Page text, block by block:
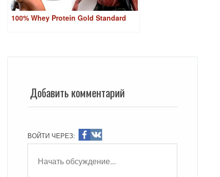
100% Whey Protein Gold Standard
Добавить комментарий
ВОЙТИ ЧЕРЕЗ: